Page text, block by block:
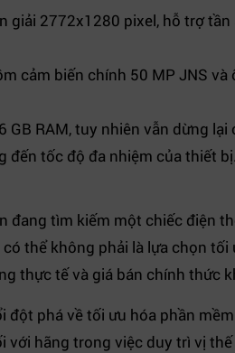
giải 2772x1280 pixel, hỗ trợ
cảm biến chính 50 MP JNS và
GB RAM, tuy nhiên vẫn dừng lại
đến tốc độ đa nhiệm của thiết bị.
đang tìm kiếm một chiếc điện
có thể không phải là lựa chọn
thực tế và giá bán chính thức
phá về tối ưu hóa phần
với hãng trong việc duy trì vị